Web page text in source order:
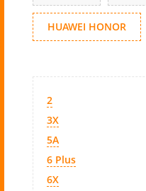
HUAWEI HONOR
2
3X
5A
6 Plus
6X